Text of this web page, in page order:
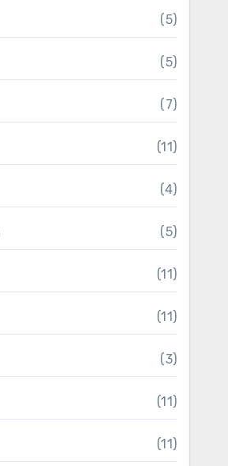
(5)
(5)
(7)
(11)
(4)
(5)
(11)
(11)
(3)
(11)
(11)